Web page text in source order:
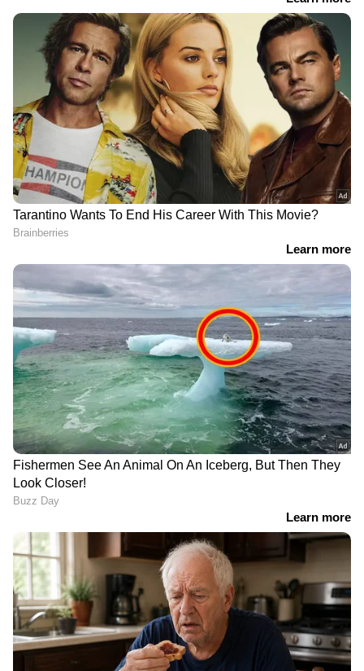
കേരളത്തിലെ എല്ലാ വാർത്തകൾ Kerala
News അറിയാൻ എപ്പോഴും ഏഷ്യാനെറ്റ്
ന്യൂസ് വാർത്തകൾ.
Malayalam News
തത്സമയ അപ്‌ഡേറ്റുകളും ആഴത്തിലുള്ള
വിശകലനവും സമഗ്രമായ റിപ്പോർട്ടിംഗും —
എല്ലാം ഒരൊറ്റ സ്ഥലത്ത്. ഏത് സമയത്തും,
എവിടെയും വിശ്വസനീയമായ വാർത്തകൾ
ലഭിക്കാൻAsianet News Malayalam
RECOMMENDED STORIES
അർജുൻ ആയങ്കി അർജുൻ ആയങ്കിയുടെ